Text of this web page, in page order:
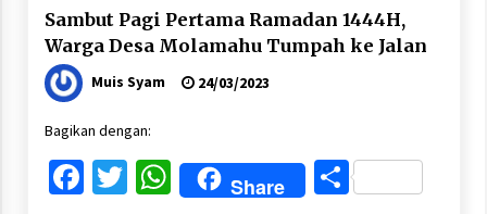
Sambut Pagi Pertama Ramadan 1444H,
Warga Desa Molamahu Tumpah ke Jalan
Muis Syam 24/03/2023
Bagikan dengan:
Facebook
Twitter
WhatsApp
Share Share